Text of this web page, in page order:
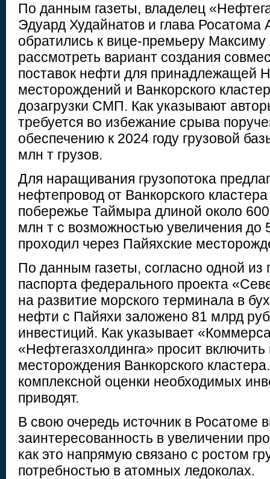
По данным газеты, владелец
Эдуард Худайнатов и глава Росатома
обратились к вице-премьеру
рассмотреть вариант создания
поставок нефти для принадлежащей
месторождений и Ванкорского
дозагрузки СМП. Как указывают
требуется во избежание срыва
обеспечению к 2024 году грузовой
млн т грузов.
Для наращивания грузопотока
нефтепровод от Ванкорского
побережье Таймыра длиной около
млн т с возможностью увеличения до
проходил через Пайяхские
По данным газеты, согласно одной из
паспорта федерального проекта
на развитие морского терминала в
нефти с Пайяхи заложено 81 млрд
инвестиций. Как указывает
«Нефтегазхолдинга» просит включить
месторождения Ванкорского
комплексной оценки необходимых
приводят.
В свою очередь источник в Росатоме
заинтересованность в увеличении
как это напрямую связано с ростом
потребностью в атомных ледоколах.